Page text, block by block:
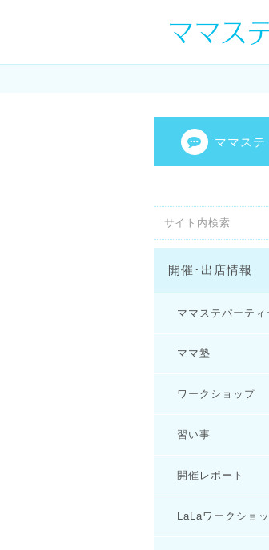
ママの
ママステ
開催･出店情報
ママステパーティ
ママ塾
ワークショップ
習い事
開催レポート
LaLaワークショ